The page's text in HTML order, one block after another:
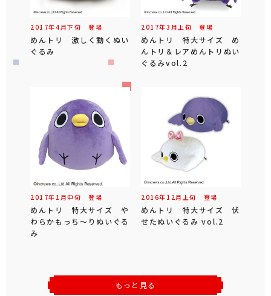
2017年4 月下旬 登場
めんトリ 激しく動くぬい
ぐるみ
2017年3 月 上旬 登場
めんトリ 特大サイズ め
んトリ＆レアめんトリぬい
ぐるみvol.2
2017年 1 月中旬 登場
めんトリ 特大サイズ や
わらかもっち～りぬいぐる
み
2016年 12 月 上旬 登場
めんトリ 特大サイズ 伏
せたぬいぐるみ vol.2
もっと見る